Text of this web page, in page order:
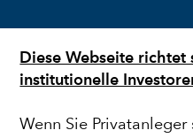
Diese Webseite richtet
institutionelle
Wenn Sie Privatanleger